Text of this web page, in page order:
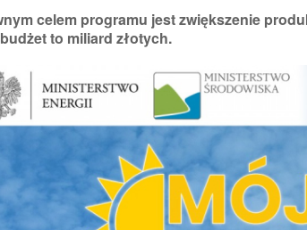
celem programu jest zwiększenie
to miliard złotych.